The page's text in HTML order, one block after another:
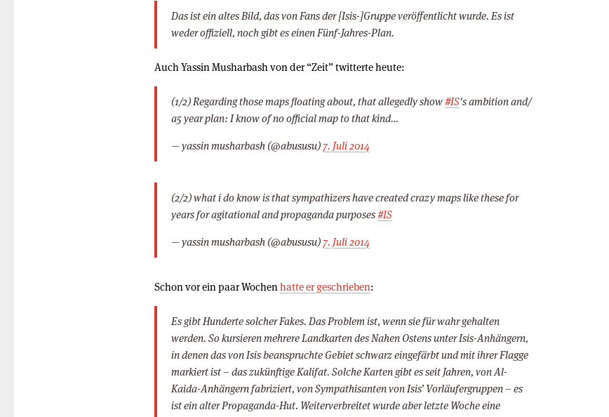
Das ist ein altes Bild, das von Fans der [Isis-]Gruppe veröffentlicht wurde. Es ist
weder offiziell, noch gibt es einen Fünf-Jahres-Plan.
Auch Yassin Musharbash von der “Zeit” twitterte heute:
(1/2) Regarding those maps floating about, that allegedly show#IS's ambition and/
a5 year plan: I know of no official map to that kind…
— yassin musharbash (@abususu) 7. Juli 2014
(2/2) what i do know is that sympathizers have created crazy maps like these for
years for agitational and propaganda purposes#IS
— yassin musharbash (@abususu) 7. Juli 2014
Schon vor ein paar Wochen hatte er geschrieben:
Es gibt Hunderte solcher Fakes. Das Problem ist, wenn sie für wahr gehalten
werden. So kursieren mehrere Landkarten des Nahen Ostens unter Isis-Anhängern,
in denen das von Isis beanspruchte Gebiet schwarz eingefärbt und mit ihrer Flagge
markiert ist – das zukünftige Kalifat. Solche Karten gibt es seit Jahren, von Al-
Kaida-Anhängern fabriziert, von Sympathisanten von Isis’ Vorläufergruppen – es
ist ein alter Propaganda-Hut. Weiterverbreitet wurde aber letzte Woche eine